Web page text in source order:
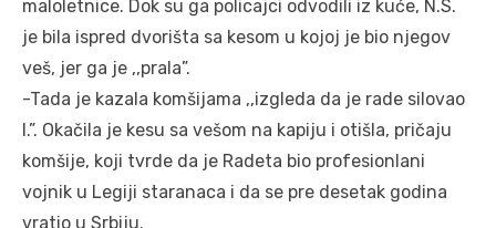
maloletnice. Dok su ga policajci odvodili iz kuće, N.S.
je bila ispred dvorišta sa kesom u kojoj je bio njegov
veš, jer ga je ,,prala”.
-Tada je kazala komšijama ,,izgleda da je rade silovao
I.”. Okačila je kesu sa vešom na kapiju i otišla, pričaju
komšije, koji tvrde da je Radeta bio profesionlani
vojnik u Legiji staranaca i da se pre desetak godina
vratio u Srbiju.